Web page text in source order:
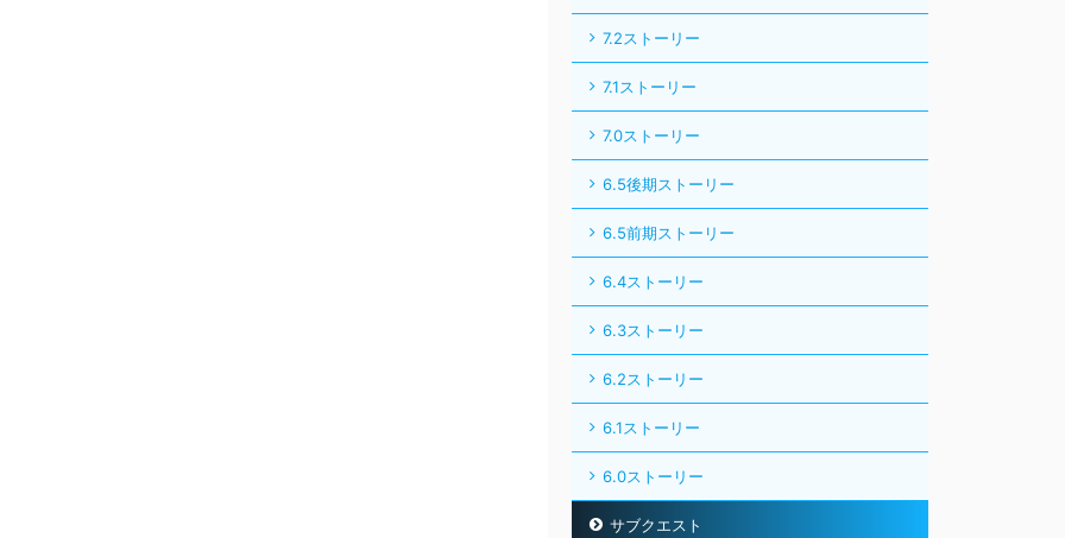
7.2ストーリー
7.1ストーリー
7.0ストーリー
6.5後期ストーリー
6.5前期ストーリー
6.4ストーリー
6.3ストーリー
6.2ストーリー
6.1ストーリー
6.0ストーリー
サブクエスト